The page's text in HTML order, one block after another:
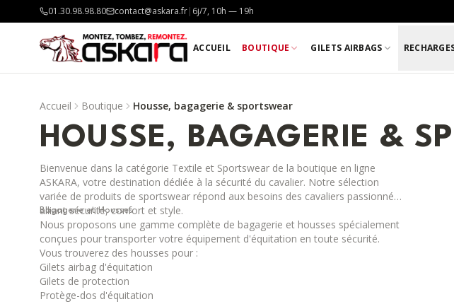
01.30.98.98.80 contact@askara.fr| 6j/7, 10h — 19h
ACCUEIL BOUTIQUE GILETS AIRBAGS
Accueil Boutique Housse, bagagerie & sportswear
HOUSSE, BAGAGERIE &
Bienvenue dans la catégorie Textile et Sportswear de la boutique en ligne
ASKARA, votre destination dédiée à la sécurité du cavalier. Notre sélection
variée de produits de sportswear répond aux besoins des cavaliers passionnés,
alliant sécurité, confort et style.
Bagagerie et Housses
Nous proposons une gamme complète de bagagerie et housses spécialement
conçues pour transporter votre équipement d'équitation en toute sécurité.
Vous trouverez des housses pour :
Gilets airbag d'équitation
Gilets de protection
Protège-dos d'équitation